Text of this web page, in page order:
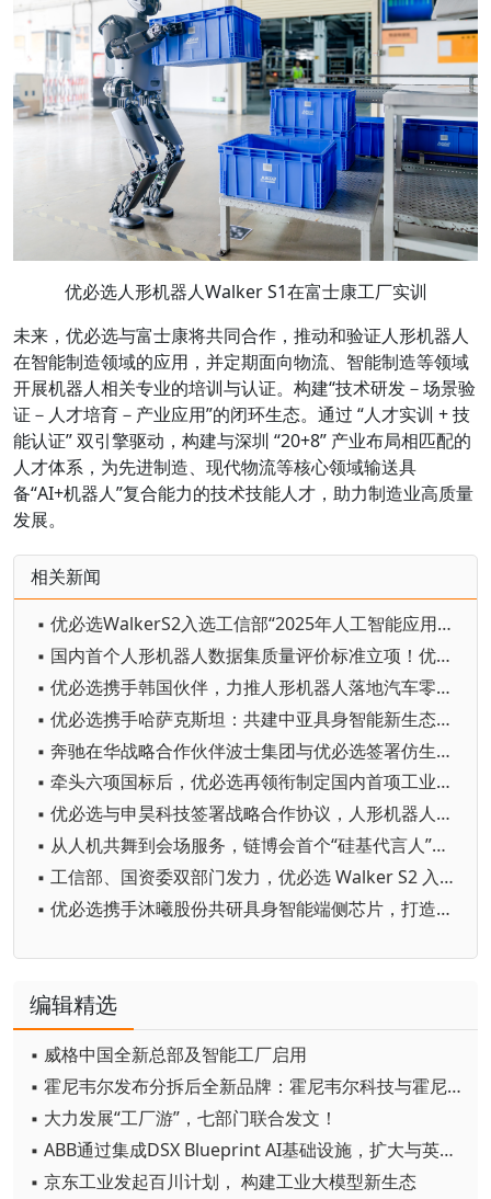
优必选人形机器人Walker S1在富士康工厂实训
未来，优必选与富士康将共同合作，推动和验证人形机器人
在智能制造领域的应用，并定期面向物流、智能制造等领域
开展机器人相关专业的培训与认证。构建“技术研发－场景验
证－人才培育－产业应用”的闭环生态。通过 “人才实训 + 技
能认证” 双引擎驱动，构建与深圳 “20+8” 产业布局相匹配的
人才体系，为先进制造、现代物流等核心领域输送具
备“AI+机器人”复合能力的技术技能人才，助力制造业高质量
发展。
相关新闻
▪ 优必选WalkerS2入选工信部“2025年人工智能应用典型案例”
▪ 国内首个人形机器人数据集质量评价标准立项！优必选已领衔制定八项人形机器人国行标
▪ 优必选携手韩国伙伴，力推人形机器人落地汽车零部件制造场景
▪ 优必选携手哈萨克斯坦：共建中亚具身智能新生态，打造“一带一路”科技走廊
▪ 奔驰在华战略合作伙伴波士集团与优必选签署仿生人形机器人销售战略合作协议
▪ 牵头六项国标后，优必选再领衔制定国内首项工业群体智能行业标准
▪ 优必选与申昊科技签署战略合作协议，人形机器人加速落地电力行业
▪ 从人机共舞到会场服务，链博会首个“硅基代言人”优必选Walker C1正式登场
▪ 工信部、国资委双部门发力，优必选 Walker S2 入选深圳 “机器人 +”应用示范案例
▪ 优必选携手沐曦股份共研具身智能端侧芯片，打造具身智能国产算力战略底座
编辑精选
▪ 威格中国全新总部及智能工厂启用
▪ 霍尼韦尔发布分拆后全新品牌：霍尼韦尔科技与霍尼韦尔航空航天
▪ 大力发展“工厂游”，七部门联合发文！
▪ ABB通过集成DSX Blueprint AI基础设施，扩大与英伟达的合作
▪ 京东工业发起百川计划， 构建工业大模型新生态